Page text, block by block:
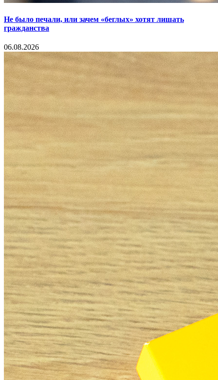
Не было печали, или зачем «беглых» хотят лишать
гражданства
06.08.2026